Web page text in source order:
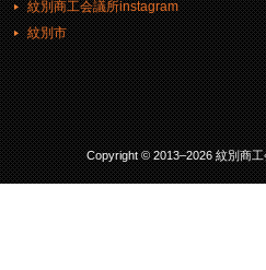
紋別商工会議所instagram
紋別市
Copyright © 2013–2026 紋別商